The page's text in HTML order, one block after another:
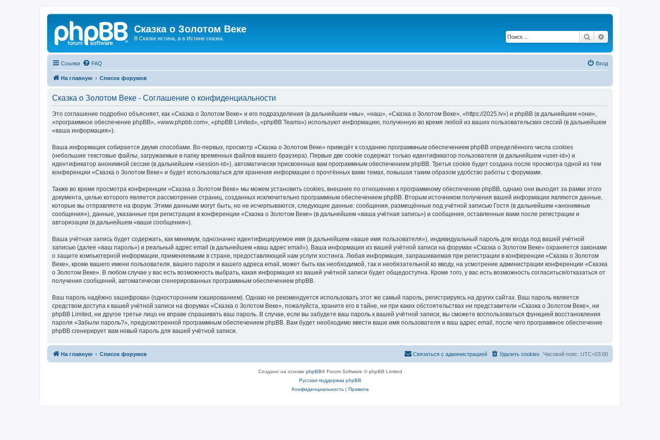
Сказка о Золотом Веке
В Сказке истина, а в Истине сказка. Поиск
Ссылки FAQ Вход
На главную Список форумов
Сказка о Золотом Веке - Соглашение о конфиденциальности
Это соглашение подробно объясняет, как «Сказка о Золотом Веке» и его подразделения (в дальнейшем «мы», «наш», «Сказка о Золотом Веке», «https://2025.lv») и phpBB (в дальнейшем «они»,
«программное обеспечение phpBB», «www.phpbb.com», «phpBB Limited», «phpBB Teams») используют информацию, полученную во время любой из ваших пользовательских сессий (в дальнейшем
«ваша информация»).
Ваша информация собирается двумя способами. Во-первых, просмотр «Сказка о Золотом Веке» приведёт к созданию программным обеспечением phpBB определённого числа cookies
(небольшие текстовые файлы, загружаемые в папку временных файлов вашего браузера). Первые две cookie содержат только идентификатор пользователя (в дальнейшем «user-id») и
идентификатор анонимной сессии (в дальнейшем «session-id»), автоматически присвоенные вам программным обеспечением phpBB. Третья cookie будет создана после просмотра одной из тем
конференции «Сказка о Золотом Веке» и будет использоваться для хранения информации о прочтённых вами темах, повышая таким образом удобство работы с форумами.
Также во время просмотра конференции «Сказка о Золотом Веке» мы можем установить cookies, внешние по отношению к программному обеспечению phpBB, однако они выходят за рамки этого
документа, целью которого является рассмотрение страниц, созданных исключительно программным обеспечением phpBB. Вторым источником получения вашей информации являются данные,
которые вы отправляете на форум. Этими данными могут быть, но не исчерпываются, следующие данные: сообщения, размещённые под учётной записью Гостя (в дальнейшем «анонимные
сообщения»), данные, указанные при регистрации в конференции «Сказка о Золотом Веке» (в дальнейшем «ваша учётная запись») и сообщения, оставленные вами после регистрации и
авторизации (в дальнейшем «ваши сообщения»).
Ваша учётная запись будет содержать, как минимум, однозначно идентифицируемое имя (в дальнейшем «ваше имя пользователя»), индивидуальный пароль для входа под вашей учётной
записью (далее «ваш пароль») и реальный адрес email (в дальнейшем «ваш адрес email»). Ваша информация из вашей учётной записи на форумах «Сказка о Золотом Веке» охраняется законами
о защите компьютерной информации, применяемыми в стране, предоставляющей нам услуги хостинга. Любая информация, запрашиваемая при регистрации в конференции «Сказка о Золотом
Веке», кроме вашего имени пользователя, вашего пароля и вашего адреса email, может быть как необходимой, так и необязательной ко вводу, на усмотрение администрации конференции «Сказка
о Золотом Веке». В любом случае у вас есть возможность выбрать, какая информация из вашей учётной записи будет общедоступна. Кроме того, у вас есть возможность согласиться/отказаться от
получения сообщений, автоматически сгенерированных программным обеспечением phpBB.
Ваш пароль надёжно зашифрован (односторонним хэшированием). Однако не рекомендуется использовать этот же самый пароль, регистрируясь на других сайтах. Ваш пароль является
средством доступа к вашей учётной записи на форумах «Сказка о Золотом Веке», пожалуйста, храните его в тайне, ни при каких обстоятельствах ни представители «Сказка о Золотом Веке», ни
phpBB Limited, ни другое третье лицо не вправе спрашивать ваш пароль. В случае, если вы забудете ваш пароль к вашей учётной записи, вы сможете воспользоваться функцией восстановления
пароля «Забыли пароль?», предусмотренной программным обеспечением phpBB. Вам будет необходимо ввести ваше имя пользователя и ваш адрес email, после чего программное обеспечение
phpBB сгенерирует вам новый пароль для вашей учётной записи.
На главную Список форумов Часовой пояс: UTC+03:00
Удалить cookies
Связаться с администрацией
Создано на основе phpBB® Forum Software © phpBB Limited
Русская поддержка phpBB
Конфиденциальность| Правила